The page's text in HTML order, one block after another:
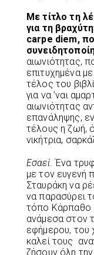
Με τίτλο τη
για τη
carpe diem,
αιωνιότητας,
επιτυχημένα
τέλος του
για να ’ναι
αιωνιότητας
επανάληψης,
τέλους η ζωή,
νικήτρια,
Εσαεί.Ένα
με τον ευγενή
Σταυράκη να
να παρασύρει
τόπο Κάρπαθο
ανάμεσα στον
εφήμερου, του
καλεί τους
ζήσουν όλη την